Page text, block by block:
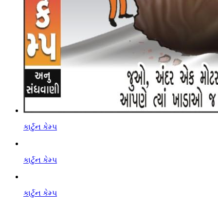
કાર્ટુન કેમ્પ
કાર્ટુન કેમ્પ
કાર્ટુન કેમ્પ